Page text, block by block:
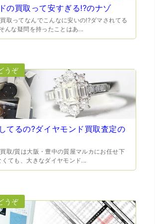
有りましたが、面倒な営業トークも一切
られました。 ありがとうございます。
預かって頂くときに持っていた方の宝石
こちらでお願いしたいと思いました。
の買取って安すぎる!?のナゾ
取ってなんでこんなに安いの!?ダマされてる
んな疑問を持ったことはあ...
てるの?ダイヤモンド買取査定の
取/質は大阪・豊中の質屋マルカにお任せ下
ても、大きなダイヤモンド...